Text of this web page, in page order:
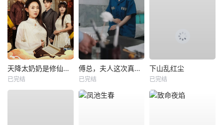
天降太奶奶是修仙老祖
已完结
傅总，夫人这次真的死了
已完结
下山乱红尘
已完结